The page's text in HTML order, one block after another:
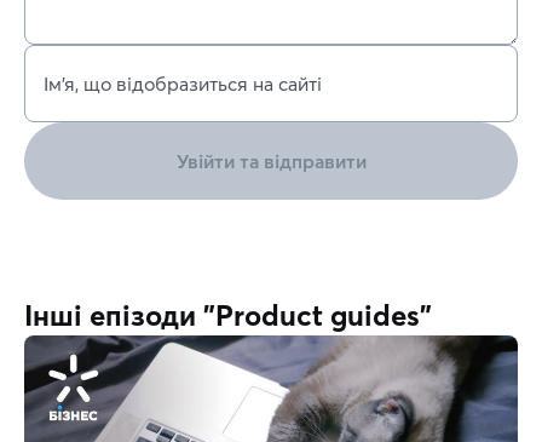
Ім’я, що відобразиться на сайті
Увійти та відправити
Інші епізоди "Product guides"